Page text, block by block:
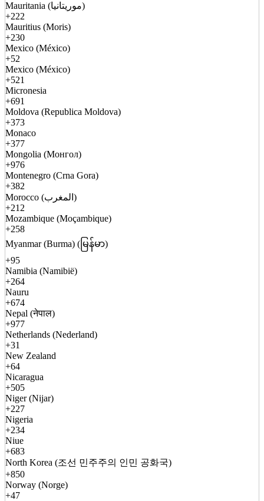
Mauritania (موريتانيا)
+222
Mauritius (Moris)
+230
Mexico (México)
+52
Mexico (México)
+521
Micronesia
+691
Moldova (Republica Moldova)
+373
Monaco
+377
Mongolia (Монгол)
+976
Montenegro (Crna Gora)
+382
Morocco (المغرب)
+212
Mozambique (Moçambique)
+258
Myanmar (Burma) (မြန်မာ)
+95
Namibia (Namibië)
+264
Nauru
+674
Nepal (नेपाल)
+977
Netherlands (Nederland)
+31
New Zealand
+64
Nicaragua
+505
Niger (Nijar)
+227
Nigeria
+234
Niue
+683
North Korea (조선 민주주의 인민 공화국)
+850
Norway (Norge)
+47